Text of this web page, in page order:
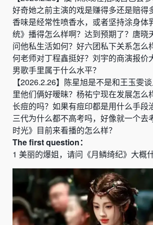
好奇她之前主演的戏是赚得多还是赔得
香味是经常性喷香水， 或者坚持涂身体
统》播得怎么样啊？达到预期了？ 唐晓
问他私生活如何？好六团私下关系怎么
何老师对丁程鑫挺好？刘宇的商演报价
男歌手里属于什么水平？
【2026.2.26】 陈星旭是不是和王玉雯
里他们俩好暧昧？ 杨祐宁现在发展怎么
长痘的吗？如果有痘印都是用什么手段
三代为什么都不高考吗，好像就一个去
时光》目前来看播的怎么样？
Thefirstquestion：
1 美丽的爆姐，请问《月鳞绮纪》大概